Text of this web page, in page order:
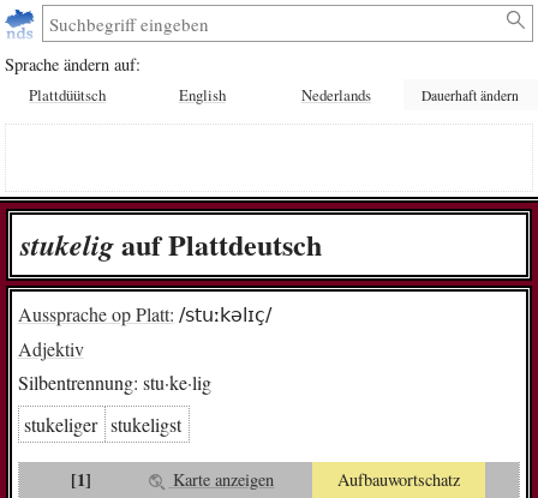
Sprache ändern auf:
Plattdüütsch English Nederlands Dauerhaft ändern
stu­ke­ligauf Plattdeutsch
Aussprache op Platt: /stuːkəlɪç/
Adjektiv
Silbentrennung: stu·ke·lig
stukeliger stukeligst
[1] Karte anzeigen
Aufbauwortschatz